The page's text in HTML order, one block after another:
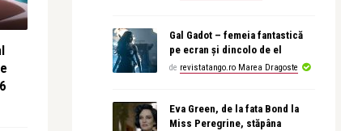
Gal Gadot – femeia fantastică
pe ecran și dincolo de el
de revistatango.ro Marea Dragoste
Eva Green, de la fata Bond la
Miss Peregrine, stăpâna